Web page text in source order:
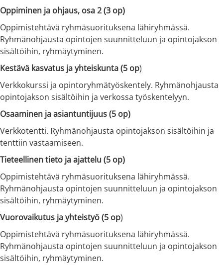
Oppiminen ja ohjaus, osa 2 (3 op)
Oppimistehtävä ryhmäsuorituksena lähiryhmässä.
Ryhmänohjausta opintojen suunnitteluun ja opintojakson
sisältöihin, ryhmäytyminen.
Kestävä kasvatus ja yhteiskunta (5 op)
Verkkokurssi ja opintoryhmätyöskentely. Ryhmänohjausta
opintojakson sisältöihin ja verkossa työskentelyyn.
Osaaminen ja asiantuntijuus (5 op)
Verkkotentti. Ryhmänohjausta opintojakson sisältöihin ja
tenttiin vastaamiseen.
Tieteellinen tieto ja ajattelu (5 op)
Oppimistehtävä ryhmäsuorituksena lähiryhmässä.
Ryhmänohjausta opintojen suunnitteluun ja opintojakson
sisältöihin, ryhmäytyminen.
Vuorovaikutus ja yhteistyö (5 op)
Oppimistehtävä ryhmäsuorituksena lähiryhmässä.
Ryhmänohjausta opintojen suunnitteluun ja opintojakson
sisältöihin, ryhmäytyminen.